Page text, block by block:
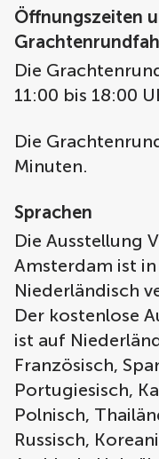
Öffnungszeiten
Die
11:00 bis 18:00
Die
Minuten.
Sprachen
Die Ausstellung
Amsterdam ist
Niederländisch
Der kostenlose
ist auf
Französisch,
Portugiesisch,
Polnisch,
Russisch,